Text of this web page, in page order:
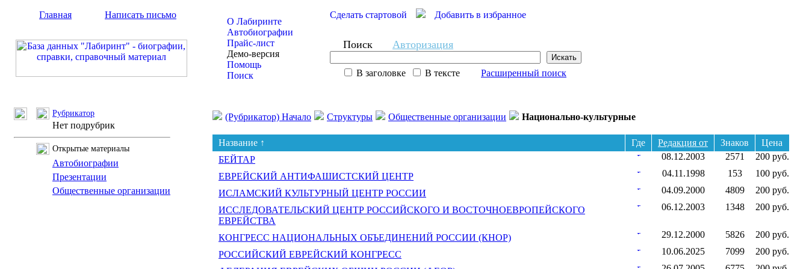
Главная Написать письмо
О Лабиринте
Автобиографии
Прайс-лист
Демо-версия
Помощь
Поиск
Сделать стартовой Добавить в избранное
Поиск Авторизация
В заголовке В тексте Расширенный поиск
Рубрикатор
Нет подрубрик
Открытые материалы
Автобиографии
Презентации
Общественные организации
(Рубрикатор) Начало Структуры Общественные организации Национально-культурные
Название ↑ Где Редакция от Знаков
Цена
БЕЙТАР
08.12.2003 2571
200 руб.
ЕВРЕЙСКИЙ АНТИФАШИСТСКИЙ ЦЕНТР
04.11.1998 153
100 руб.
ИСЛАМСКИЙ КУЛЬТУРНЫЙ ЦЕНТР РОССИИ
04.09.2000 4809
200 руб.
ИССЛЕДОВАТЕЛЬСКИЙ ЦЕНТР РОССИЙСКОГО И ВОСТОЧНОЕВРОПЕЙСКОГО
ЕВРЕЙСТВА
06.12.2003 1348 200 руб.
КОНГРЕСС НАЦИОНАЛЬНЫХ ОБЪЕДИНЕНИЙ РОССИИ (КНОР) 29.12.2000 5826
200 руб.
РОССИЙСКИЙ ЕВРЕЙСКИЙ КОНГРЕСС
10.06.2025 7099
200 руб.